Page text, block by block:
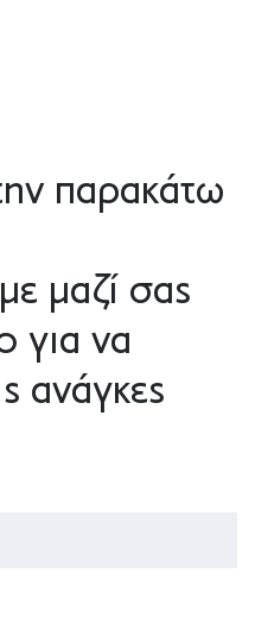
παρακάτω
μαζί σας
για να
ανάγκες